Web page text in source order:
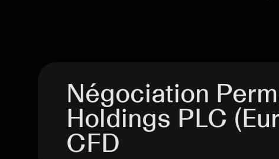
Négociation
Holdings PLC
CFD